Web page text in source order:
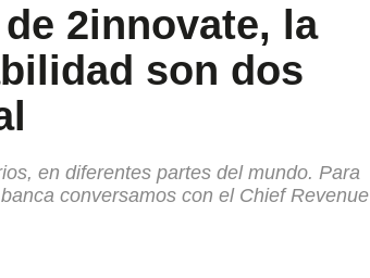
2innovate, la
son dos
en diferentes partes del mundo. Para
conversamos con el Chief Revenue